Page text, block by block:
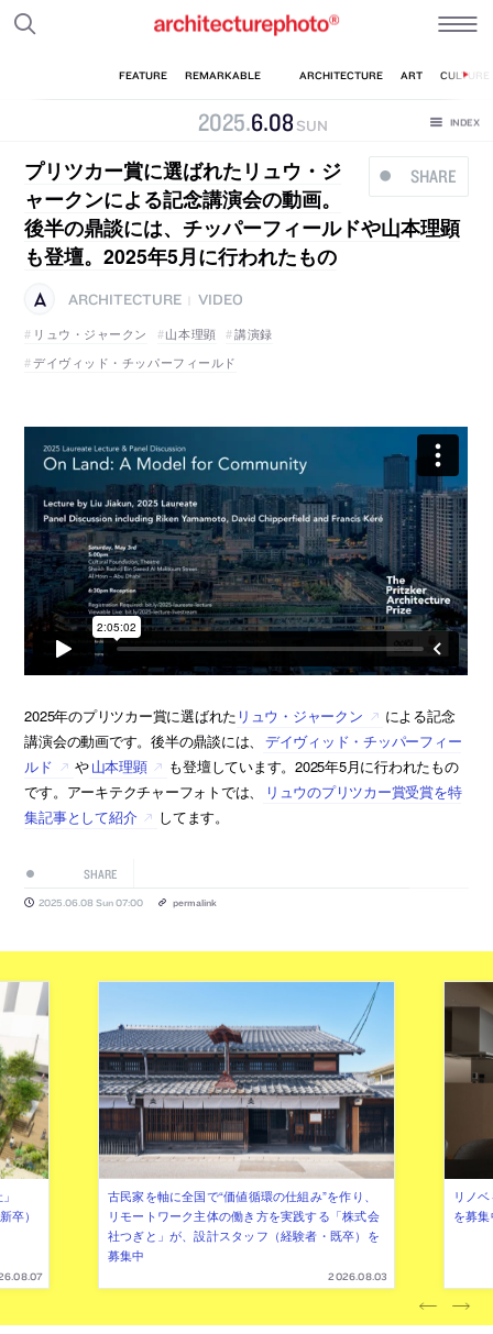
2025.6.08 SUN
SHARE
プリツカー賞に選ばれたリュウ・ジ
ャークンによる記念講演会の動画。
後半の鼎談には、チッパーフィールドや山本理顕
も登壇。2025年5月に行われたもの
ARCHITECTURE
VIDEO
リュウ・ジャークン
山本理顕
講演録
デイヴィッド・チッパーフィールド
2025年のプリツカー賞に選ばれた リュウ・ジャークン
による記念
講演会の動画です。後半の鼎談には、
デイヴィッド・チッパーフィー
ルド
や山本理顕
も登壇しています。2025年5月に行われたもの
です。アーキテクチャーフォトでは、
リュウのプリツカー賞受賞を特
集記事として紹介
してます。
SHARE
2025.06.08 Sun 07:00 permalink
卒）
古民家を軸に全国で“価値循環の仕組み”を作り、
リモートワーク主体の働き方を実践する「株式会
社つぎと」が、設計スタッフ（経験者・既卒）を
募集中
2026.08.03
リノ
を募